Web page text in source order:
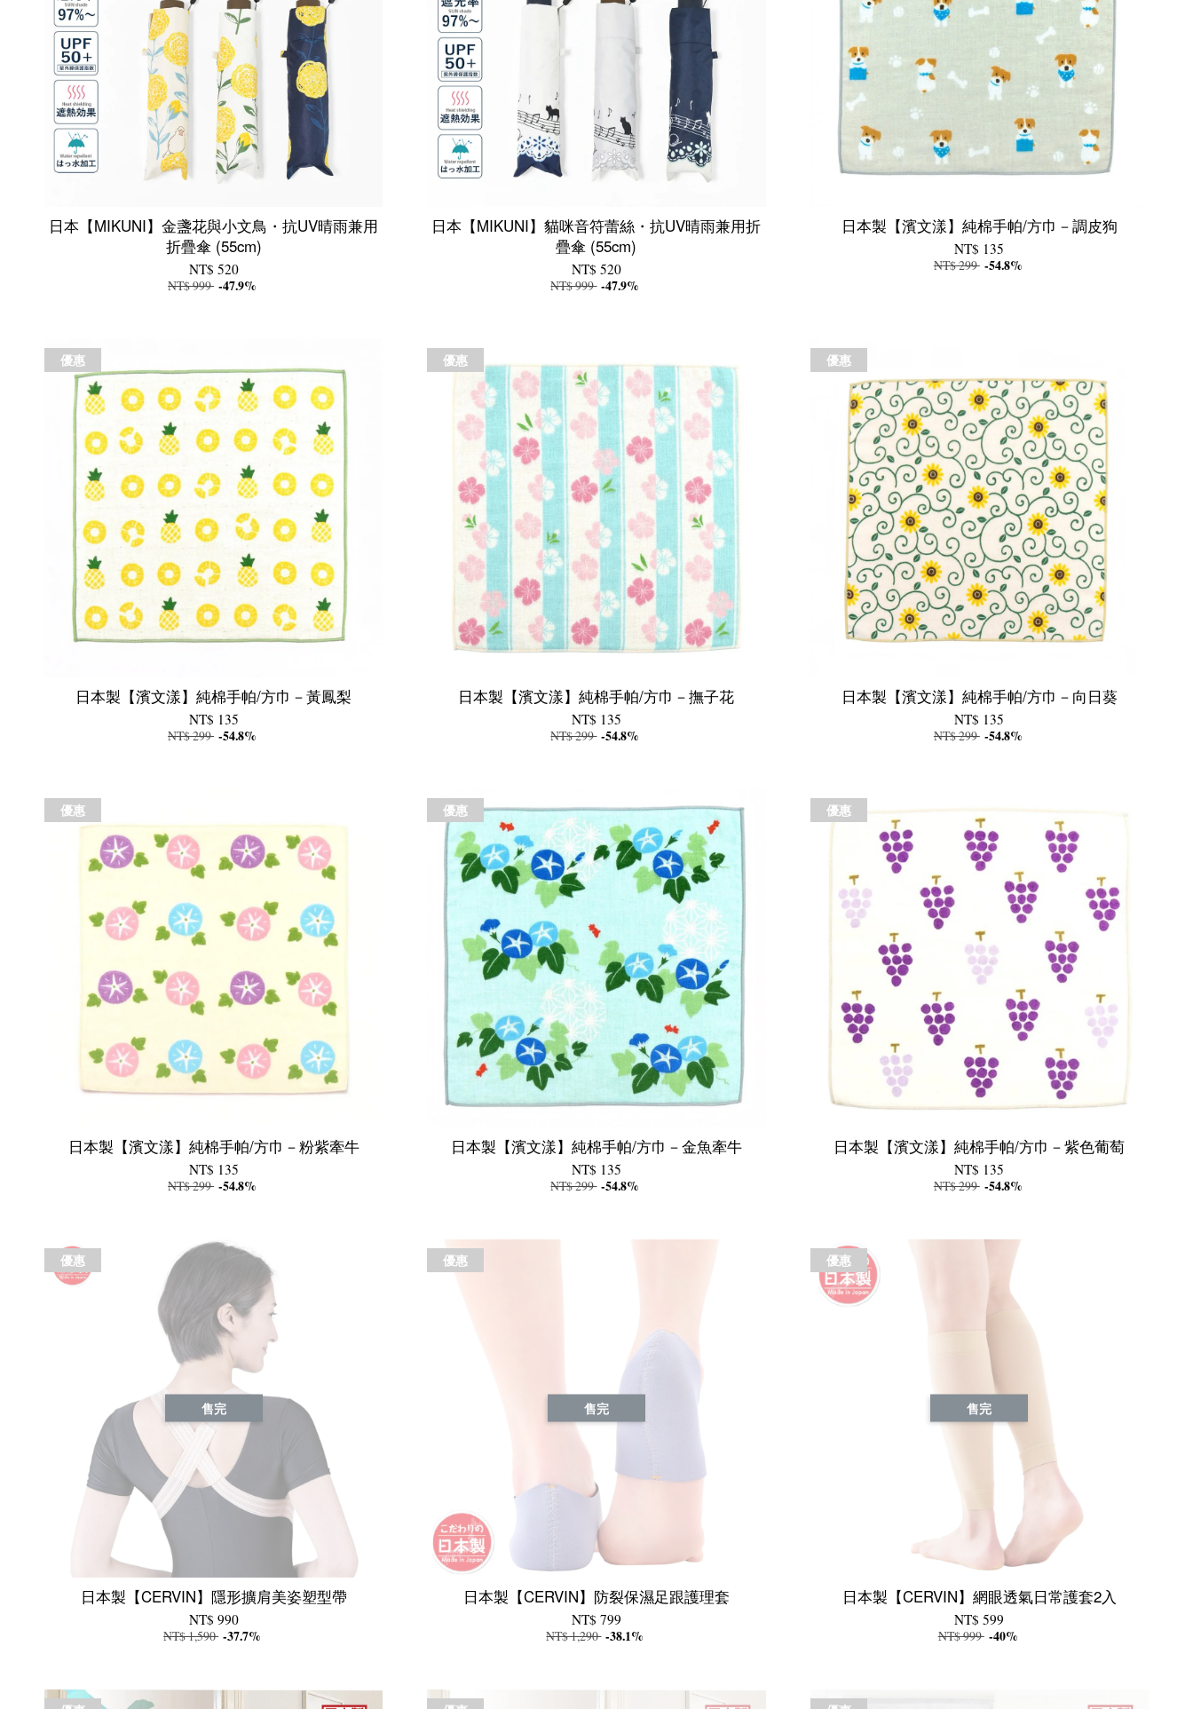
日本【MIKUNI】金盞花與小文鳥・抗UV晴雨兼用
折疊傘 (55cm)
NT$ 520
NT$ 999 -47.9%
日本【MIKUNI】貓咪音符蕾絲・抗UV晴雨兼用折
疊傘 (55cm)
NT$ 520
NT$ 999 -47.9%
日本製【濱文漾】純棉手帕/方巾－調皮狗
NT$ 135
NT$ 299 -54.8%
優惠
日本製【濱文漾】純棉手帕/方巾－黃鳳梨
NT$ 135
NT$ 299 -54.8%
優惠
日本製【濱文漾】純棉手帕/方巾－撫子花
NT$ 135
NT$ 299 -54.8%
優惠
日本製【濱文漾】純棉手帕/方巾－向日葵
NT$ 135
NT$ 299 -54.8%
優惠
日本製【濱文漾】純棉手帕/方巾－粉紫牽牛
NT$ 135
NT$ 299 -54.8%
優惠
日本製【濱文漾】純棉手帕/方巾－金魚牽牛
NT$ 135
NT$ 299 -54.8%
優惠
日本製【濱文漾】純棉手帕/方巾－紫色葡萄
NT$ 135
NT$ 299 -54.8%
優惠
售完
日本製【CERVIN】隱形擴肩美姿塑型帶
NT$ 990
NT$ 1,590 -37.7%
優惠
售完
日本製【CERVIN】防裂保濕足跟護理套
NT$ 799
NT$ 1,290 -38.1%
優惠
售完
日本製【CERVIN】網眼透氣日常護套2入
NT$ 599
NT$ 999 -40%